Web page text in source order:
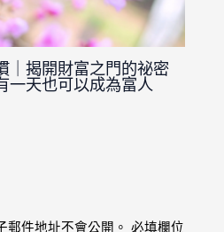
｜揭開財富之門的祕密
一天也可以成為富人
郵件地址不會公開。 必填欄位